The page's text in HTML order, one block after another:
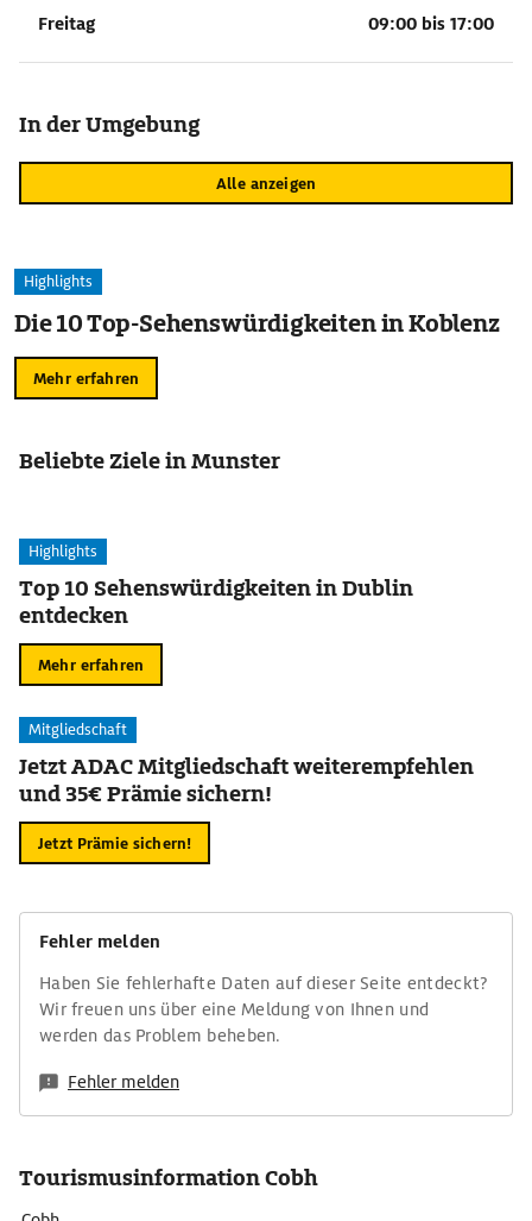
Freitag 09:00 bis 17:00
In der Umgebung
Alle anzeigen
Highlights
Die 10 Top-Sehenswürdigkeiten in Koblenz
Mehr erfahren
Beliebte Ziele in Munster
Highlights
Top 10 Sehenswürdigkeiten in Dublin
entdecken
Mehr erfahren
Mitgliedschaft
Jetzt ADAC Mitgliedschaft weiterempfehlen
und 35€ Prämie sichern!
Jetzt Prämie sichern!
Fehler melden
Haben Sie fehlerhafte Daten auf dieser Seite entdeckt?
Wir freuen uns über eine Meldung von Ihnen und
werden das Problem beheben.
Fehler melden
Tourismusinformation Cobh